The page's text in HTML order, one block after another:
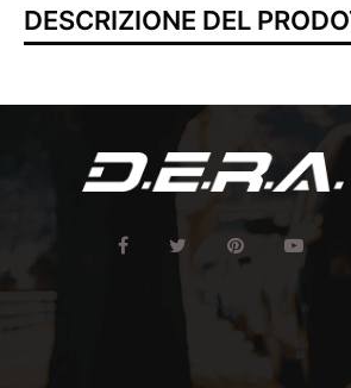
DESCRIZIONE DEL